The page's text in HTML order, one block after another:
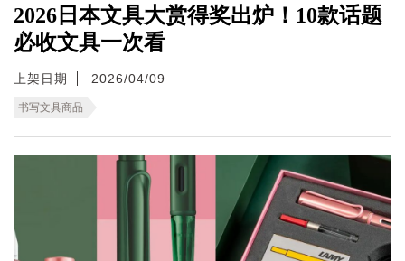
2026日本文具大赏得奖出炉！10款话题
必收文具一次看
上架日期 2026/04/09
书写文具商品